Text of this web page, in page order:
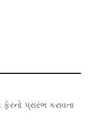
પ્રારંભ કરાવતા